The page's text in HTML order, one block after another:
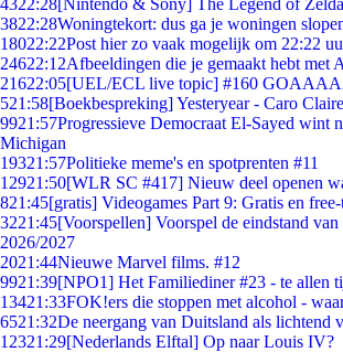
4322:28[Nintendo & Sony] The Legend of Zelda
3822:28Woningtekort: dus ga je woningen
18022:22Post hier zo vaak mogelijk om 22:22
24622:12Afbeeldingen die je gemaakt hebt met
21622:05[UEL/ECL live topic] #160
521:58[Boekbespreking] Yesteryear - Caro
9921:57Progressieve Democraat El-Sayed wint
Michigan
19321:57Politieke meme's en spotprenten #11
12921:50[WLR SC #417] Nieuw deel openen
821:45[gratis] Videogames Part 9: Gratis en
3221:45[Voorspellen] Voorspel de eindstand
2026/2027
2021:44Nieuwe Marvel films. #12
9921:39[NPO1] Het Familiediner #23 - te allen
13421:33FOK!ers die stoppen met alcohol -
6521:32De neergang van Duitsland als lichtend
12321:29[Nederlands Elftal] Op naar Louis IV?